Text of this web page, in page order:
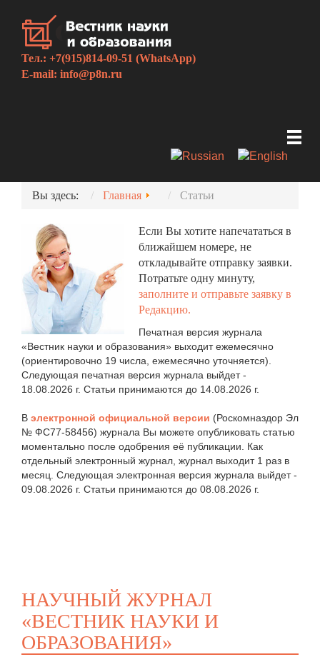
Тел.: +7(915)814-09-51 (WhatsApp)
E-mail: info@p8n.ru
Вы здесь: Главная Статьи
Если Вы хотите напечататься в
ближайшем номере, не
откладывайте отправку заявки.
Потратьте одну минуту,
заполните и отправьте заявку в
Редакцию.
Печатная версия журнала
«Вестник науки и образования» выходит ежемесячно
(ориентировочно 19 числа, ежемесячно уточняется).
Следующая печатная версия журнала выйдет -
18.08.2026 г. Статьи принимаются до 14.08.2026 г.
В электронной официальной версии (Роскомназдор Эл
№ ФС77-58456) журнала Вы можете опубликовать статью
моментально после одобрения её публикации. Как
отдельный электронный журнал, журнал выходит 1 раз в
месяц. Следующая электронная версия журнала выйдет -
09.08.2026 г. Статьи принимаются до 08.08.2026 г.
НАУЧНЫЙ ЖУРНАЛ
«ВЕСТНИК НАУКИ И
ОБРАЗОВАНИЯ»